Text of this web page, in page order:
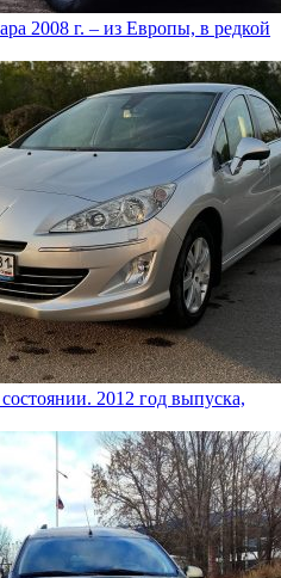
2008 г. – из Европы, в редкой
2012 год выпуска,